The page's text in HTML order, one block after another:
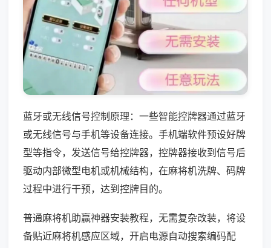
蓝牙或无线信号控制原理：一些智能控牌器通过蓝牙
或无线信号与手机等设备连接。手机端软件预设好牌
型等指令，发送信号给控牌器，控牌器接收到信号后
驱动内部微型电机或机械结构，在麻将机洗牌、码牌
过程中进行干预，达到控牌目的。
普通麻将机助赢神器安装教程，无需复杂改装，将设
备贴近麻将机感应区域，开启电源自动搜索编码配